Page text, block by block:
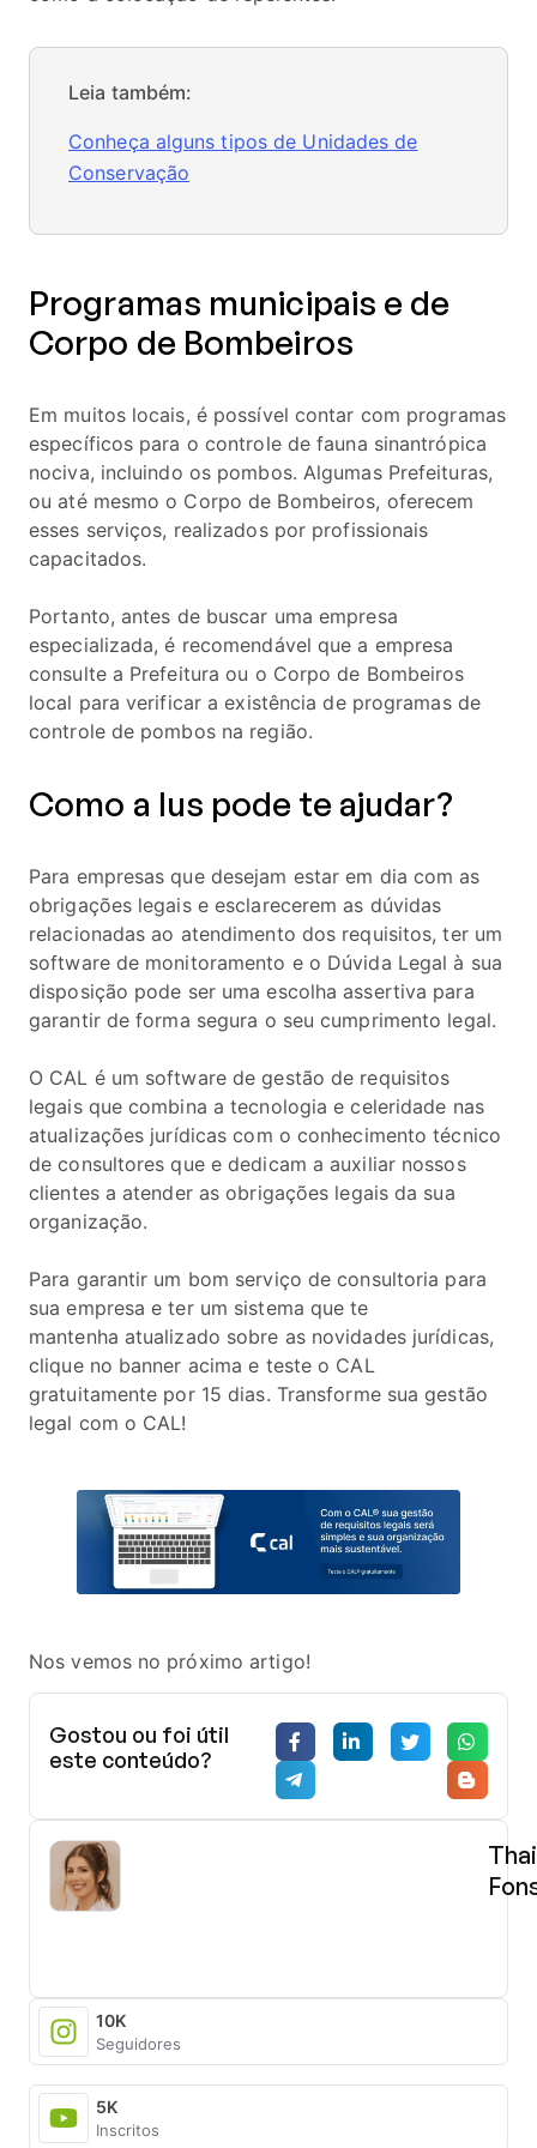
Leia também:
Conheça alguns tipos de Unidades de
Conservação
Programas municipais e de
Corpo de Bombeiros
Em muitos locais, é possível contar com programas
específicos para o controle de fauna sinantrópica
nociva, incluindo os pombos. Algumas Prefeituras,
ou até mesmo o Corpo de Bombeiros, oferecem
esses serviços, realizados por profissionais
capacitados.
Portanto, antes de buscar uma empresa
especializada, é recomendável que a empresa
consulte a Prefeitura ou o Corpo de Bombeiros
local para verificar a existência de programas de
controle de pombos na região.
Como a Ius pode te ajudar?
Para empresas que desejam estar em dia com as
obrigações legais e esclarecerem as dúvidas
relacionadas ao atendimento dos requisitos, ter um
software de monitoramento e o Dúvida Legal à sua
disposição pode ser uma escolha assertiva para
garantir de forma segura o seu cumprimento legal.
O CAL é um software de gestão de requisitos
legais que combina a tecnologia e celeridade nas
atualizações jurídicas com o conhecimento técnico
de consultores que e dedicam a auxiliar nossos
clientes a atender as obrigações legais da sua
organização.
Para garantir um bom serviço de consultoria para
sua empresa e ter um sistema que te
mantenha atualizado sobre as novidades jurídicas,
clique no banner acima e teste o CAL
gratuitamente por 15 dias. Transforme sua gestão
legal com o CAL!
Nos vemos no próximo artigo!
Gostou ou foi útil
este conteúdo?
em
10K
Seguidores
5K
Inscritos